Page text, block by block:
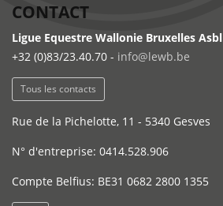
CONTACT
Ligue Equestre Wallonie Bruxelles Asbl
+32 (0)83/23.40.70 - info@lewb.be
Tous les contacts
Rue de la Pichelotte, 11 - 5340 Gesves
N° d'entreprise: 0414.528.906
Compte Belfius: BE31 0682 2800 1355